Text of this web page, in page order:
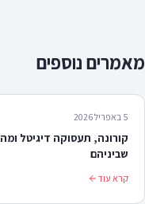
מאמרים נוספים
5 באפריל 2026
קורונה, תעסוקה דיגיטל ומה
שביניהם
קרא עוד